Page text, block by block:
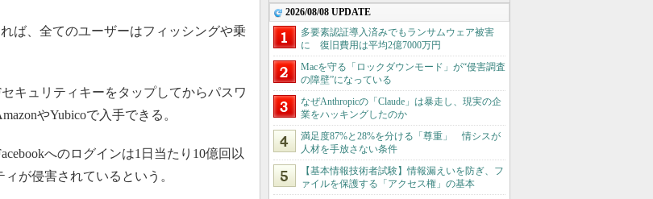
ば、全てのユーザーはフィッシングや乗
キュリティキーをタップしてからパスワ
やYubicoで入手できる。
へのログインは1日当たり10億回以
が侵害されているという。
2026/08/08 UPDATE
多要素認証導入済みでもランサムウェア被害
に 復旧費用は平均2億7000万円
Macを守る「ロックダウンモード」が“侵害調査
の障壁”になっている
なぜAnthropicの「Claude」は暴走し、現実の企
業をハッキングしたのか
満足度87%と28%を分ける「尊重」 情シスが
人材を手放さない条件
【基本情報技術者試験】情報漏えいを防ぎ、フ
ァイルを保護する「アクセス権」の基本